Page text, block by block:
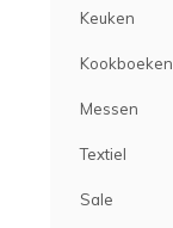
Keuken
Kookboeken
Messen
Textiel
Sale